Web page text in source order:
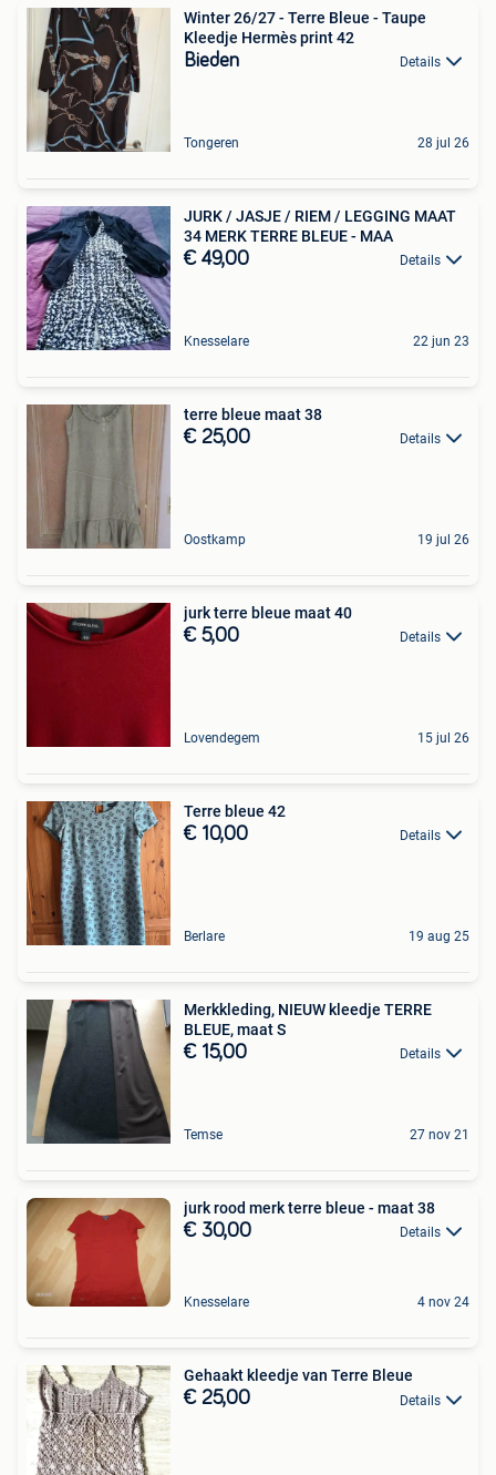
Winter 26/27 - Terre Bleue - Taupe
Kleedje Hermès print 42
Bieden Details
Tongeren 28 jul 26
JURK / JASJE / RIEM / LEGGING MAAT
34 MERK TERRE BLEUE - MAA
€ 49,00 Details
Knesselare 22 jun 23
terre bleue maat 38
€ 25,00 Details
Oostkamp 19 jul 26
jurk terre bleue maat 40
€ 5,00 Details
Lovendegem 15 jul 26
Terre bleue 42
€ 10,00 Details
Berlare 19 aug 25
Merkkleding, NIEUW kleedje TERRE
BLEUE, maat S
€ 15,00 Details
Temse 27 nov 21
jurk rood merk terre bleue - maat 38
€ 30,00 Details
Knesselare 4 nov 24
Gehaakt kleedje van Terre Bleue
€ 25,00 Details